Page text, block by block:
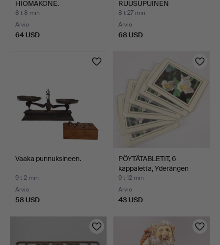
HIOMAKONE.
8 t 8 min
Arvio
64 USD
RUUSUPUINEN
KIRJOITUSLIPAS MESS…
8 t 27 min
Arvio
68 USD
Vaaka punnuksineen.
9 t 2 min
Arvio
58 USD
PÖYTÄTABLETIT, 6
kappaletta, Yderängen
Bås…
9 t 12 min
Arvio
43 USD